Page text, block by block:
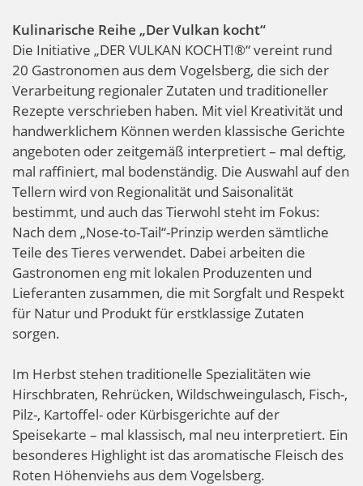
Kulinarische Reihe „Der Vulkan kocht“
Die Initiative „DER VULKAN KOCHT!®“ vereint rund
20 Gastronomen aus dem Vogelsberg, die sich der
Verarbeitung regionaler Zutaten und traditioneller
Rezepte verschrieben haben. Mit viel Kreativität und
handwerklichem Können werden klassische Gerichte
angeboten oder zeitgemäß interpretiert – mal deftig,
mal raffiniert, mal bodenständig. Die Auswahl auf den
Tellern wird von Regionalität und Saisonalität
bestimmt, und auch das Tierwohl steht im Fokus:
Nach dem „Nose-to-Tail“-Prinzip werden sämtliche
Teile des Tieres verwendet. Dabei arbeiten die
Gastronomen eng mit lokalen Produzenten und
Lieferanten zusammen, die mit Sorgfalt und Respekt
für Natur und Produkt für erstklassige Zutaten
sorgen.
Im Herbst stehen traditionelle Spezialitäten wie
Hirschbraten, Rehrücken, Wildschweingulasch, Fisch-,
Pilz-, Kartoffel- oder Kürbisgerichte auf der
Speisekarte – mal klassisch, mal neu interpretiert. Ein
besonderes Highlight ist das aromatische Fleisch des
Roten Höhenviehs aus dem Vogelsberg.